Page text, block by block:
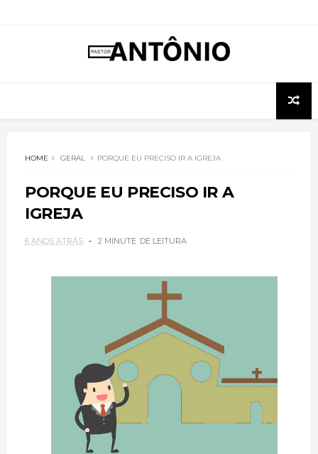
HOME GERAL PORQUE EU PRECISO IR A IGREJA
PORQUE EU PRECISO IR A
IGREJA
6 ANOS ATRÁS 2 MINUTE DE LEITURA